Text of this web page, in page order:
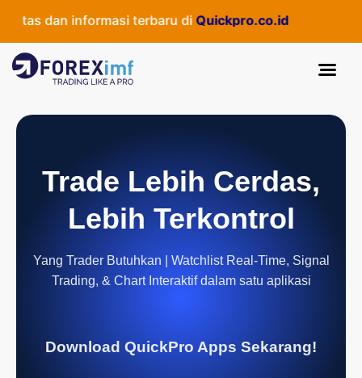
dan informasi terbaru diQuickpro.co.id
Trade Lebih Cerdas,
Lebih Terkontrol
Yang Trader Butuhkan | Watchlist Real-Time, Signal
Trading, & Chart Interaktif dalam satu aplikasi
Download QuickPro Apps Sekarang!